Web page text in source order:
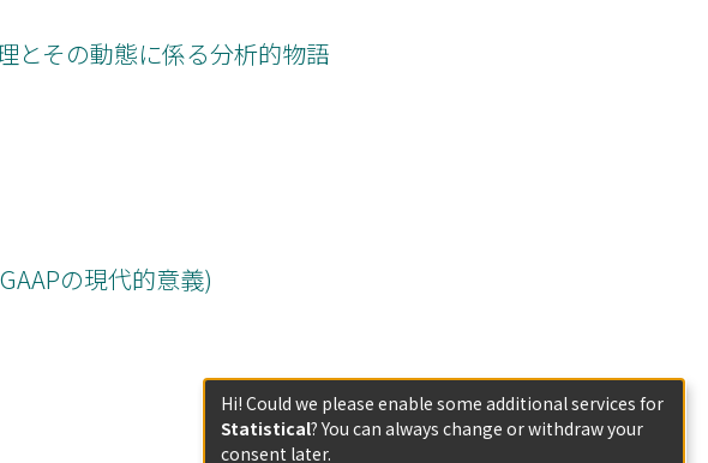
とその動態に係る分析的物語
の現代的意義)
Hi! Could we please enable some additional services for
Statistical? You can always change or withdraw your
consent later.